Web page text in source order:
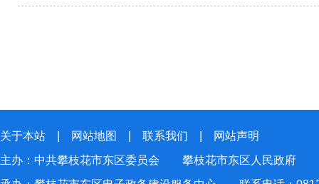
关于本站 网站地图 联系我们
网站声明
主办：中共攀枝花市东区委员会 攀枝花市东区人民政府